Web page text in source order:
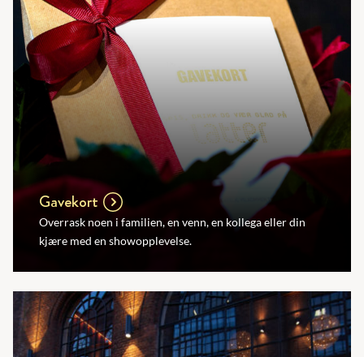
Gavekort
Overrask noen i familien, en venn, en kollega eller din
kjære med en showopplevelse.